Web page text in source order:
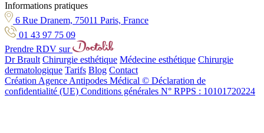
Informations pratiques
6 Rue Dranem, 75011 Paris, France
01 43 97 75 09
Prendre RDV sur
Dr Brault Chirurgie esthétique Médecine esthétique Chirurgie
dermatologique Tarifs Blog Contact
Création Agence Antipodes Médical © Déclaration de
confidentialité (UE) Conditions générales N° RPPS : 10101720224